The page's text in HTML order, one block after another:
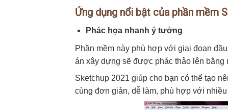
Ứng dụng nổi bật của phần mềm
Phác họa nhanh ý tưởng
Phần mềm này phù hợp với giai đoạn
án xây dựng sẽ được phác thảo lên bằng
Sketchup 2021 giúp cho bạn có thể tạo
cùng đơn giản, dễ làm, phù hợp với